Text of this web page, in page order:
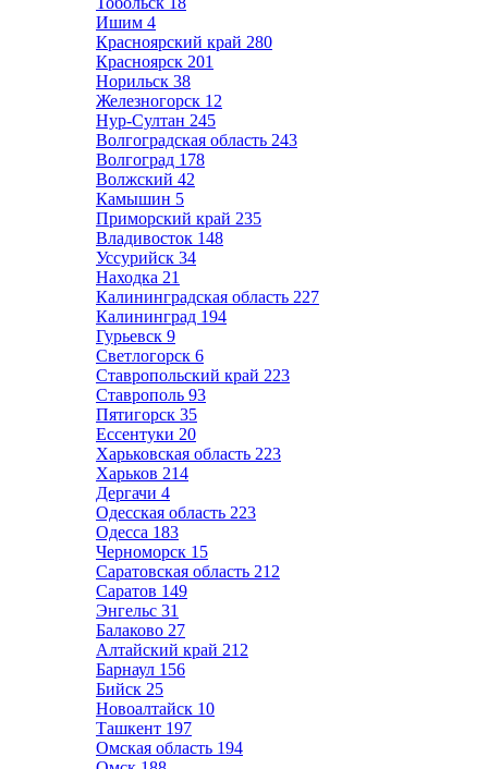
Ишим 4
Красноярский край 280
Красноярск 201
Норильск 38
Железногорск 12
Нур-Султан 245
Волгоградская область 243
Волгоград 178
Волжский 42
Камышин 5
Приморский край 235
Владивосток 148
Уссурийск 34
Находка 21
Калининградская область 227
Калининград 194
Гурьевск 9
Светлогорск 6
Ставропольский край 223
Ставрополь 93
Пятигорск 35
Ессентуки 20
Харьковская область 223
Харьков 214
Дергачи 4
Одесская область 223
Одесса 183
Черноморск 15
Саратовская область 212
Саратов 149
Энгельс 31
Балаково 27
Алтайский край 212
Барнаул 156
Бийск 25
Новоалтайск 10
Ташкент 197
Омская область 194